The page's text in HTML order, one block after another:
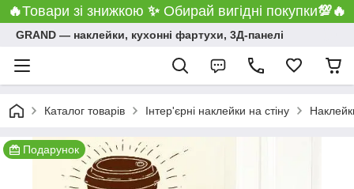
🔥Товари зі знижкою ✨ Обирай вигідні покупки💯🔥
GRAND ― наклейки, кухонні фартухи, 3Д-панелі
Каталог товарів Інтер'єрні наклейки на стіну
Подарунок